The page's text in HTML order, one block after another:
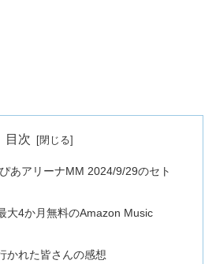
目次
あアリーナMM 2024/9/29のセト
大4か月無料のAmazon Music
かれた皆さんの感想